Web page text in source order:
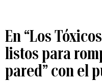
En “Los
listos para
pared” con el